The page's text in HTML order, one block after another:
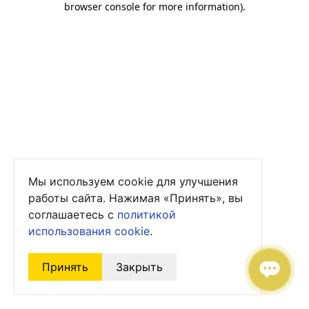
browser console for more information).
Мы используем cookie для улучшения
работы сайта. Нажимая «Принять», вы
соглашаетесь с политикой
использования cookie.
Принять Закрыть